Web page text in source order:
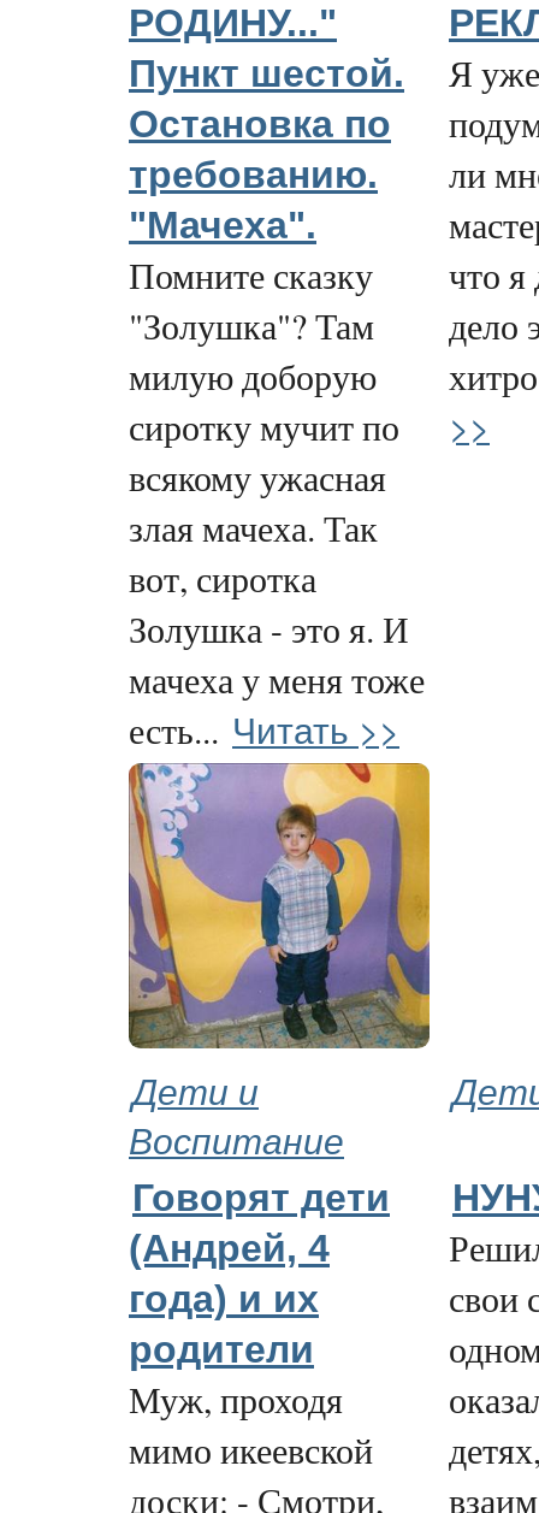
РОДИНУ..."
Пункт шестой.
Остановка по
требованию.
"Мачеха".
Помните сказку
"Золушка"? Там
милую доборую
сиротку мучит по
всякому ужасная
злая мачеха. Так
вот, сиротка
Золушка - это я. И
мачеха у меня тоже
есть... Читать >>
Я
ли
что я
дело
>>
Дети и
Воспитание
Говорят дети
(Андрей, 4
года) и их
родители
Муж, проходя
мимо икеевской
доски: - Смотри,
свои